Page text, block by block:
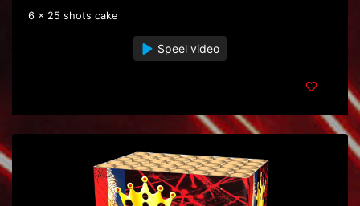
6 x 25 shots cake
Speel video